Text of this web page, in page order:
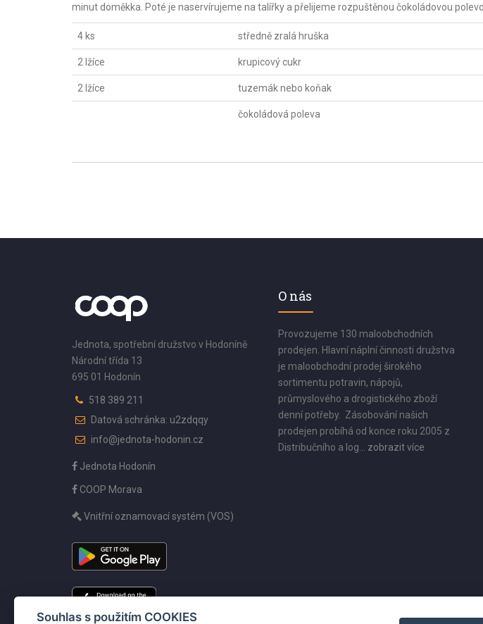
minut doměkka. Poté je naservírujeme na talířky a přelijeme rozpuštěnou čokoládovou
4 ks středně zralá hruška
2 lžíce krupicový cukr
2 lžíce tuzemák nebo koňak
čokoládová poleva
Jednota, spotřební družstvo v Hodoníně
Národní třída 13
695 01 Hodonín
518 389 211
Datová schránka: u2zdqqy
info@jednota-hodonin.cz
Jednota Hodonín
COOP Morava
Vnitřní oznamovací systém (VOS)
O nás
Provozujeme 130 maloobchodních
prodejen. Hlavní náplní činnosti družstva
je maloobchodní prodej širokého
sortimentu potravin, nápojů,
průmyslového a drogistického zboží
denní potřeby. Zásobování našich
prodejen probíhá od konce roku 2005 z
Distribučního a log... zobrazit více
Souhlas s použitím COOKIES